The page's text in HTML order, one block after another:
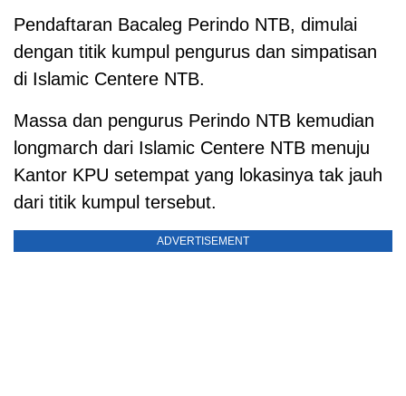
Pendaftaran Bacaleg Perindo NTB, dimulai
dengan titik kumpul pengurus dan simpatisan
di Islamic Centere NTB.
Massa dan pengurus Perindo NTB kemudian
longmarch dari Islamic Centere NTB menuju
Kantor KPU setempat yang lokasinya tak jauh
dari titik kumpul tersebut.
ADVERTISEMENT